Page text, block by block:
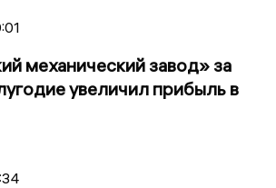
механический завод» за
увеличил прибыль в